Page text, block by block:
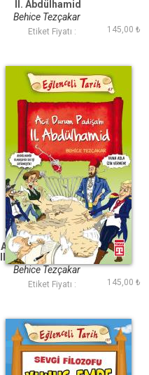
II. Abdülhamid
Behice Tezçakar
Etiket Fiyatı : 145,00 ₺
Acil Durum Padişahı
II. Abdülhamid (Eski)
Behice Tezçakar
Etiket Fiyatı : 145,00 ₺